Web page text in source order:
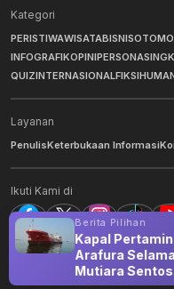
Kategori
PERISTIWAWISATABISNIS
INFOGRAFIKOPINIPERSONA
QUIZINTERNASIONALFIKSI
Layanan
PenulisKeterbukaan Informasi
Ikuti Kami di
©2026NNC Netralnews. All
Berita Pilihan
Kapal
Arafura
Mutiara